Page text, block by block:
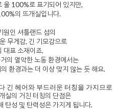
울 100%로 표기되어 있지만,
의 뜨개실입니다.
원인 셔틀랜드 섬의
무게감, 긴 기모감으로
대표 소재이죠.
의 열악한 노동 환경에서는
환경과는 더 이상 맞지 않는 듯 해요.
긴 헤어와 부드러운 터칭을 가지므로
실의 거친 터칭의 단점은
탄성 및 탄력성은 가지게 됩니다.